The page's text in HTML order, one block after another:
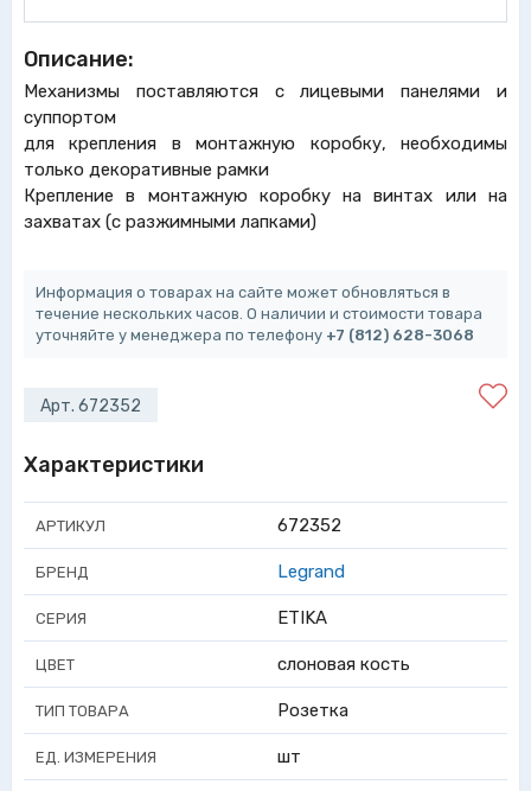
Описание:
Механизмы поставляются с лицевыми панелями и
суппортом
для крепления в монтажную коробку, необходимы
только декоративные рамки
Крепление в монтажную коробку на винтах или на
захватах (с разжимными лапками)
Информация о товарах на сайте может обновляться в
течение нескольких часов. О наличии и стоимости товара
уточняйте у менеджера по телефону +7 (812) 628-3068
Арт. 672352
Характеристики
АРТИКУЛ 672352
БРЕНД Legrand
СЕРИЯ ETIKA
ЦВЕТ слоновая кость
ТИП ТОВАРА Розетка
ЕД. ИЗМЕРЕНИЯ шт